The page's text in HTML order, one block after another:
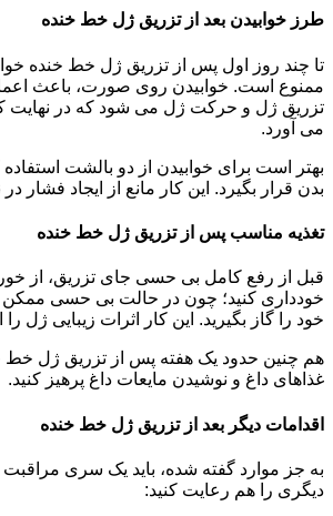
طرز خوابیدن بعد از تزریق ژل خط خنده
تا چند روز اول پس از تزریق ژل خط خنده
ممنوع است. خوابیدن روی صورت، باعث
تزریق ژل و حرکت ژل می شود که در نهایت
می آورد.
بهتر است برای خوابیدن از دو بالشت استفاده
بدن قرار بگیرد. این کار مانع از ایجاد فشار
تغذیه مناسب پس از تزریق ژل خط خنده
قبل از رفع کامل بی حسی جای تزریق، از
خودداری کنید؛ چون در حالت بی حسی ممکن
خود را گاز بگیرید. این کار اثرات زیبایی ژل
هم چنین حدود یک هفته پس از تزریق ژل
غذاهای داغ و نوشیدن مایعات داغ پرهیز کنید.
اقدامات دیگر بعد از تزریق ژل خط خنده
به جز موارد گفته شده، باید یک سری
دیگری را هم رعایت کنید: